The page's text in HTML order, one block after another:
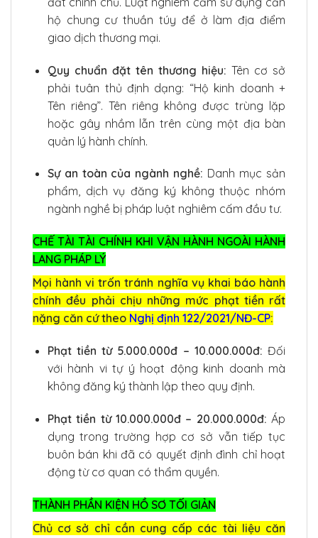
hộ chung cư thuần túy để ở làm địa điểm
giao dịch thương mại.
Quy chuẩn đặt tên thương hiệu: Tên cơ sở
phải tuân thủ định dạng: “Hộ kinh doanh +
Tên riêng”. Tên riêng không được trùng lặp
hoặc gây nhầm lẫn trên cùng một địa bàn
quản lý hành chính.
Sự an toàn của ngành nghề: Danh mục sản
phẩm, dịch vụ đăng ký không thuộc nhóm
ngành nghề bị pháp luật nghiêm cấm đầu tư.
CHẾ TÀI TÀI CHÍNH KHI VẬN HÀNH NGOÀI HÀNH
LANG PHÁP LÝ
Mọi hành vi trốn tránh nghĩa vụ khai báo hành
chính đều phải chịu những mức phạt tiền rất
nặng căn cứ theo Nghị định 122/2021/NĐ-CP:
Phạt tiền từ 5.000.000đ – 10.000.000đ: Đối
với hành vi tự ý hoạt động kinh doanh mà
không đăng ký thành lập theo quy định.
Phạt tiền từ 10.000.000đ – 20.000.000đ: Áp
dụng trong trường hợp cơ sở vẫn tiếp tục
buôn bán khi đã có quyết định đình chỉ hoạt
động từ cơ quan có thẩm quyền.
THÀNH PHẦN KIỆN HỒ SƠ TỐI GIẢN
Chủ cơ sở chỉ cần cung cấp các tài liệu căn